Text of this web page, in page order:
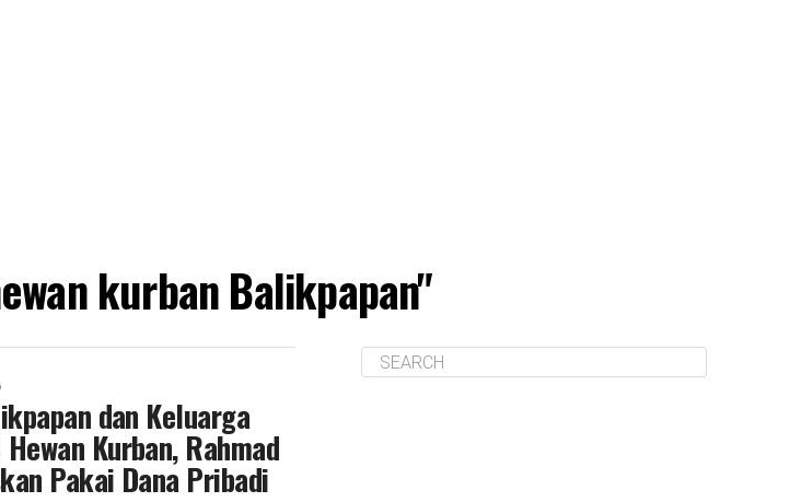
kurban Balikpapan"
dan Keluarga
Kurban, Rahmad
Pakai Dana Pribadi